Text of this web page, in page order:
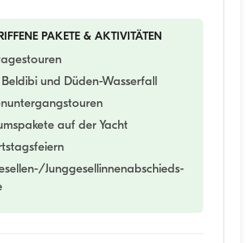
PAKETE & AKTIVITÄTEN
Beldibi und Düden-Wasserfall
auf der Yacht
Junggesellinnenabschieds-